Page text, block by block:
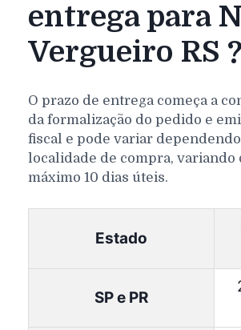
entrega para
Vergueiro RS ?
O prazo de entrega começa a
da formalização do pedido e
fiscal e pode variar
localidade de compra, variando
máximo 10 dias úteis.
Estado
SP e PR